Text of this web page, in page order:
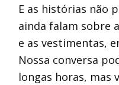
E as histórias não
ainda falam sobre
e as vestimentas,
Nossa conversa
longas horas, mas